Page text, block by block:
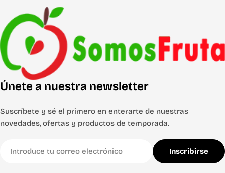
Únete a nuestra newsletter
Suscríbete y sé el primero en enterarte de nuestras
novedades, ofertas y productos de temporada.
electrónico
Inscribirse